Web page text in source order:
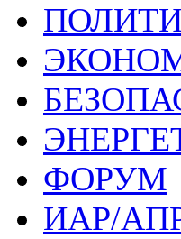
ФОРУМ
ИАР/